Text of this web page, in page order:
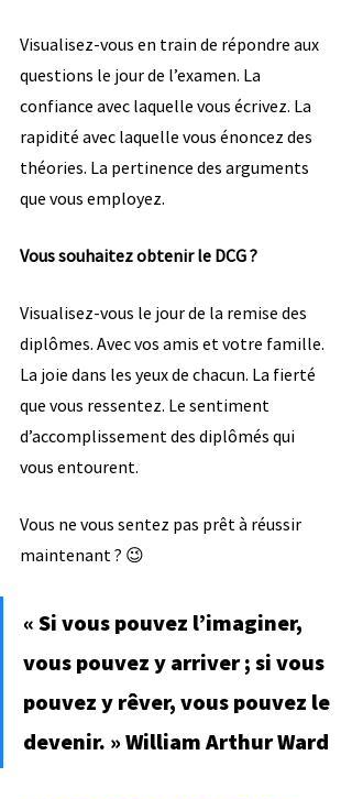
Visualisez-vous en train de répondre aux
questions le jour de l’examen. La
confiance avec laquelle vous écrivez. La
rapidité avec laquelle vous énoncez des
théories. La pertinence des arguments
que vous employez.
Vous souhaitez obtenir le DCG ?
Visualisez-vous le jour de la remise des
diplômes. Avec vos amis et votre famille.
La joie dans les yeux de chacun. La fierté
que vous ressentez. Le sentiment
d’accomplissement des diplômés qui
vous entourent.
Vous ne vous sentez pas prêt à réussir
maintenant ? 😉
« Si vous pouvez l’imaginer,
vous pouvez y arriver ; si vous
pouvez y rêver, vous pouvez le
devenir. » William Arthur Ward